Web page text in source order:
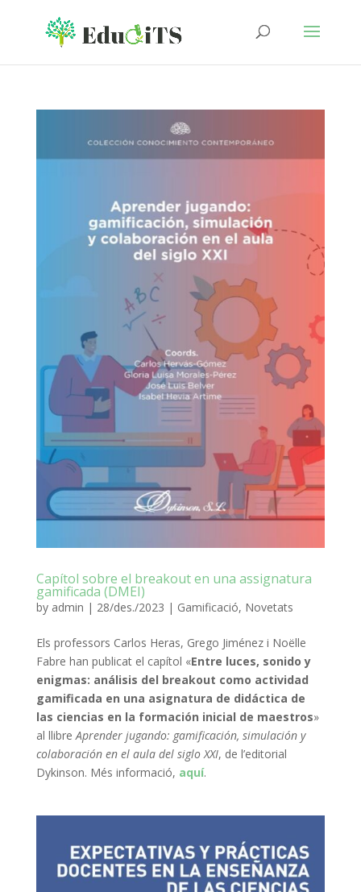
Capítol sobre el breakout en una assignatura
gamificada (DMEI)
by admin | 28/des./2023 | Gamificació, Novetats
Els professors Carlos Heras, Grego Jiménez i Noëlle
Fabre han publicat el capítol «Entre luces, sonido y
enigmas: análisis del breakout como actividad
gamificada en una asignatura de didáctica de
las ciencias en la formación inicial de maestros»
al llibreAprender jugando: gamificación, simulación y
colaboración en el aula del siglo XXI, de l’editorial
Dykinson. Més informació, aquí.